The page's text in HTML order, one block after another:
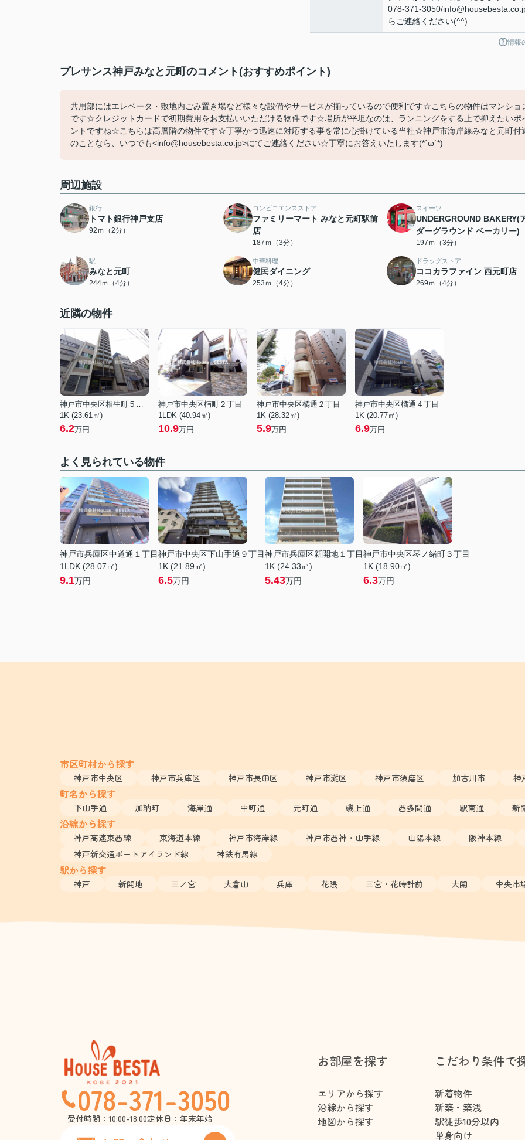
078-371-3050/
らご連絡ください(^^)
情報
プレサンス神戸みなと元町のコメント(おすすめポイント)
共用部にはエレベータ・敷地内ごみ置き場など様々な設備やサービスが揃っているので便利です☆こちらの物件はマンショ
です☆クレジットカードで初期費用をお支払いいただける物件です☆場所が平坦なのは、ランニングをする上で抑えたいポ
ントですね☆こちらは高層階の物件です☆丁寧かつ迅速に対応する事を常に心掛けている当社☆神戸市海岸線みなと元町付
のことなら、いつでも<info@housebesta.co.jp>にてご連絡ください☆丁寧にお答えいたします(*´ω`*)
周辺施設
銀行
トマト銀行神戸支店
92ｍ（2分）
コンビニエンスストア
ファミリーマート みなと元町駅前
店
187ｍ（3分）
スイーツ
UNDERGROUND BAKERY(
ダーグラウンド ベーカリー)
197ｍ（3分）
駅
みなと元町
244ｍ（4分）
中華料理
健民ダイニング
253ｍ（4分）
ドラッグストア
ココカラファイン 西元町店
269ｍ（4分）
近隣の物件
神戸市中央区相生町５丁目
1K (23.61㎡)
6.2万円
神戸市中央区楠町２丁目
1LDK (40.94㎡)
10.9万円
神戸市中央区橘通２丁目
1K (28.32㎡)
5.9万円
神戸市中央区橘通４丁目
1K (20.77㎡)
6.9万円
よく見られている物件
神戸市兵庫区中道通１丁目
1LDK (28.07㎡)
9.1万円
神戸市中央区下山手通９丁目
1K (21.89㎡)
6.5万円
神戸市兵庫区新開地１丁目
1K (24.33㎡)
5.43万円
神戸市中央区琴ノ緒町３丁目
1K (18.90㎡)
6.3万円
市区町村から探す
神戸市中央区 神戸市兵庫区 神戸市長田区 神戸市灘区 神戸市須磨区 加古川市 神
町名から探す
下山手通 加納町 海岸通 中町通 元町通 磯上通 西多聞通 駅南通 新
沿線から探す
神戸高速東西線 東海道本線 神戸市海岸線 神戸市西神・山手線 山陽本線 阪神本線
神戸新交通ポートアイランド線
神鉄有馬線
駅から探す
神戸 新開地 三ノ宮 大倉山 兵庫 花隈 三宮・花時計前 大開 中央市
078-371-3050
受付時間：10:00-18:00定休日：年末年始
お部屋を探す
エリアから探す
沿線から探す
地図から探す
こだわり条件で
新着物件
新築・築浅
駅徒歩10分以内
単身向け